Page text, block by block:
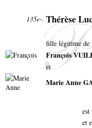
135e-. Thérèse
fille légitime de
François
et
Marie Anne
et